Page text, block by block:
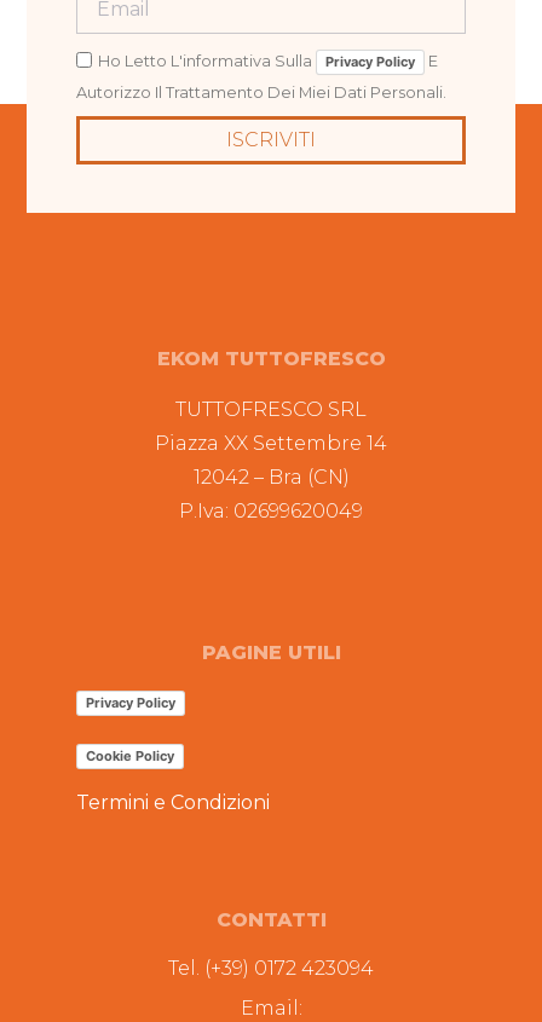
Ho Letto L'informativa Sulla Privacy Policy
E
Autorizzo Il Trattamento Dei Miei Dati Personali.
ISCRIVITI
EKOM TUTTOFRESCO
TUTTOFRESCO SRL
Piazza XX Settembre 14
12042 – Bra (CN)
P.Iva: 02699620049
PAGINE UTILI
Privacy Policy
Cookie Policy
Termini e Condizioni
CONTATTI
Tel. (+39) 0172 423094
Email: